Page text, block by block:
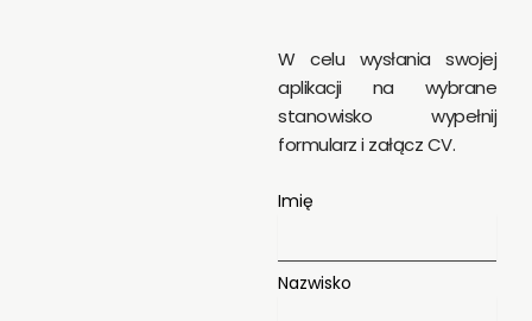
W celu wysłania swojej
aplikacji na wybrane
stanowisko wypełnij
formularz i załącz CV.
Imię
Nazwisko